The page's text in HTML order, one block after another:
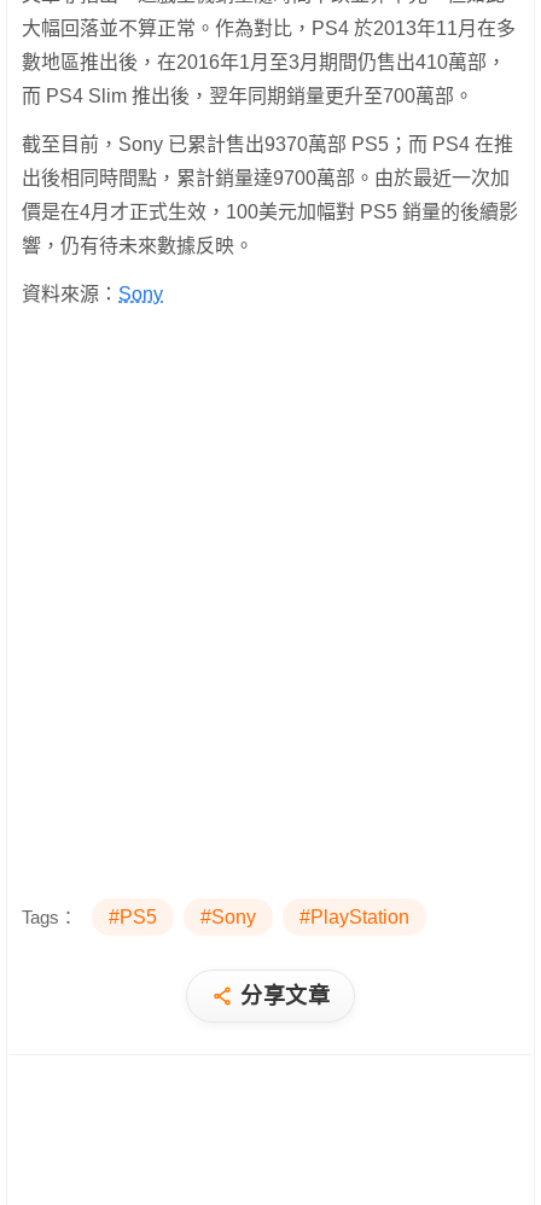
大幅回落並不算正常。作為對比，PS4 於2013年11月在多
數地區推出後，在2016年1月至3月期間仍售出410萬部，
而 PS4 Slim 推出後，翌年同期銷量更升至700萬部。
截至目前，Sony 已累計售出9370萬部 PS5；而 PS4 在推
出後相同時間點，累計銷量達9700萬部。由於最近一次加
價是在4月才正式生效，100美元加幅對 PS5 銷量的後續影
響，仍有待未來數據反映。
資料來源： Sony
Tags： #PS5 #Sony #PlayStation
分享文章